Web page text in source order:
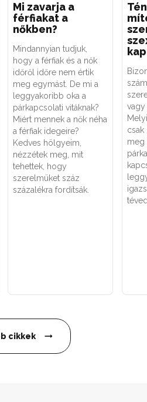
Mi zavarja a
férfiakat a
nőkben?
Mindannyian tudjuk,
hogy a férfiak és a nők
időről időre nem értik
meg egymást. De mi a
leggyakoribb oka a
párkapcsolati vitáknak?
Miért mennek a nők néha
a férfiak idegeire?
Kedves hölgyeim,
nézzétek meg, mit
tehettek, hogy
szerelmüket száz
százalékra fordítsák.
vagy
csak
meg
cikkek